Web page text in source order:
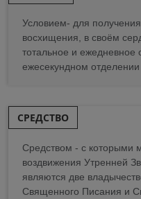
Условием- для
восхищения, в своём
тотальное и
ежесекундном отделении
СРЕДСТВО
Средством - с которыми
воздвижения Утренней
являются две
Священного Писания и